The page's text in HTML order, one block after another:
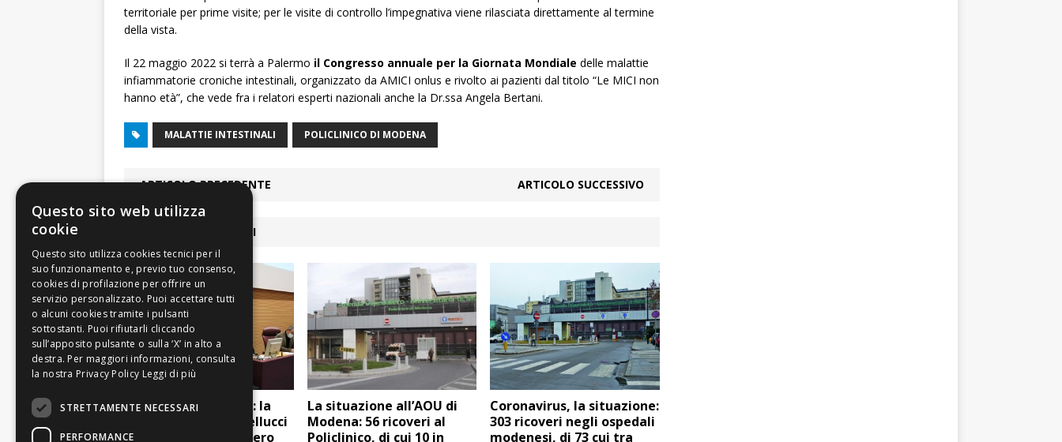
territoriale per prime visite; per le visite di controllo l’impegnativa viene rilasciata direttamente al termine
della vista.
Il 22 maggio 2022 si terrà a Palermo il Congresso annuale per la Giornata Mondiale delle malattie
infiammatorie croniche intestinali, organizzato da AMICI onlus e rivolto ai pazienti dal titolo “Le MICI non
hanno età”, che vede fra i relatori esperti nazionali anche la Dr.ssa Angela Bertani.
MALATTIE INTESTINALI POLICLINICO DI MODENA
ARTICOLO PRECEDENTE ARTICOLO SUCCESSIVO
ARTICOLI COLLEGATI
Giornata del Malato: la
visita di Mons. Castellucci
all’Azienda Ospedaliero
La situazione all’AOU di
Modena: 56 ricoveri al
Policlinico, di cui 10 in
Coronavirus, la situazione:
303 ricoveri negli ospedali
modenesi, di 73 cui tra
Questo sito web utilizza
cookie
Leggi di più
STRETTAMENTE NECESSARI
PERFORMANCE